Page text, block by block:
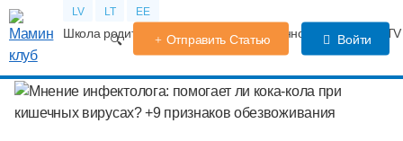
LV LT EE
Школа родителей Календарь беременности Форум
Отправить Статью Войти